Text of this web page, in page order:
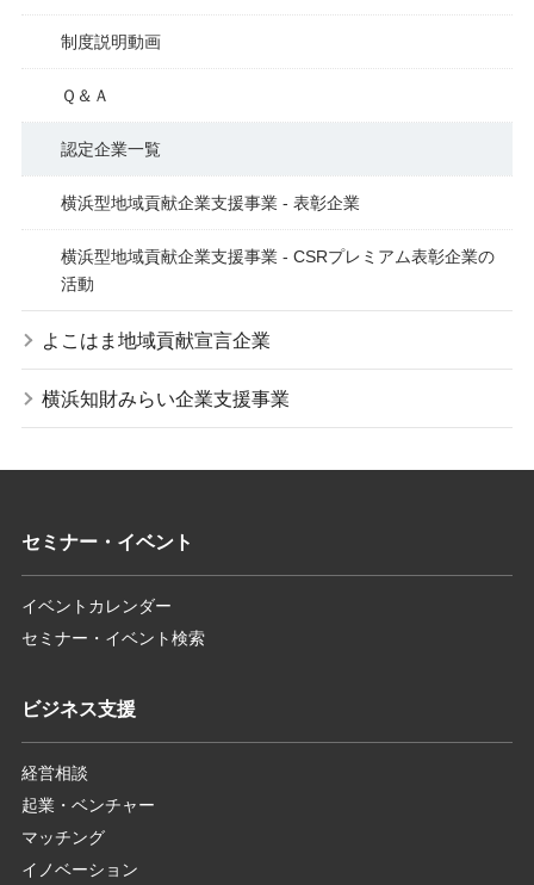
制度説明動画
Ｑ＆Ａ
認定企業一覧
横浜型地域貢献企業支援事業 - 表彰企業
横浜型地域貢献企業支援事業 - CSRプレミアム表彰企業の
活動
よこはま地域貢献宣言企業
横浜知財みらい企業支援事業
セミナー・イベント
イベントカレンダー
セミナー・イベント検索
ビジネス支援
経営相談
起業・ベンチャー
マッチング
イノベーション